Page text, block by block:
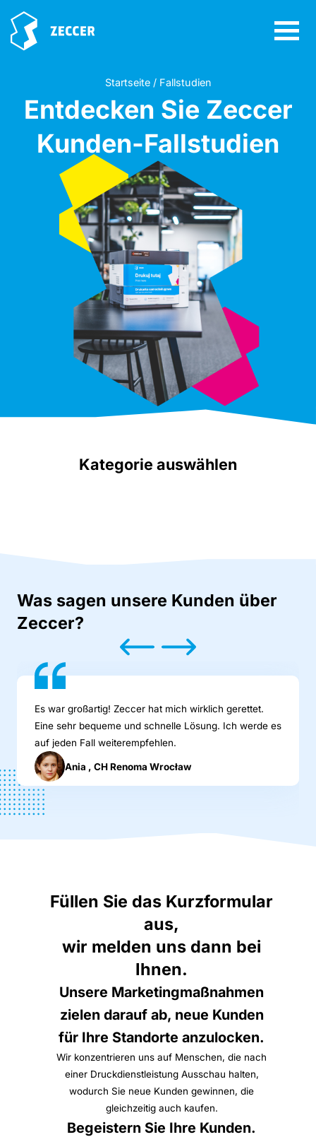
Startseite / Fallstudien
Entdecken Sie Zeccer
Kunden-Fallstudien
Kategorie auswählen
Was sagen unsere Kunden über
Zeccer?
Es war großartig! Zeccer hat mich wirklich gerettet.
Eine sehr bequeme und schnelle Lösung. Ich werde es
auf jeden Fall weiterempfehlen.
Ania , CH Renoma Wrocław
Füllen Sie das Kurzformular
aus,
wir melden uns dann bei
Ihnen.
Unsere Marketingmaßnahmen
zielen darauf ab, neue Kunden
für Ihre Standorte anzulocken.
Wir konzentrieren uns auf Menschen, die nach
einer Druckdienstleistung Ausschau halten,
wodurch Sie neue Kunden gewinnen, die
gleichzeitig auch kaufen.
Begeistern Sie Ihre Kunden.